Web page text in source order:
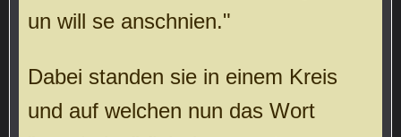
un will se anschnien."
Dabei standen sie in einem Kreis
und auf welchen nun das Wort